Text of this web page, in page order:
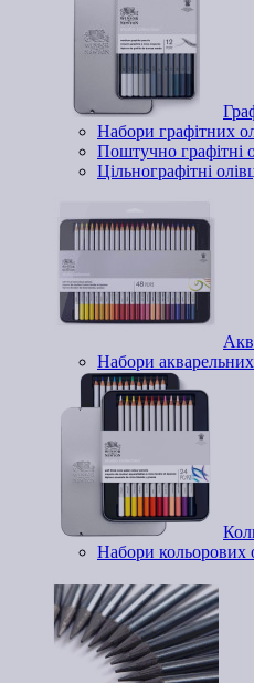
Набори графітних
Поштучно графітні
Цільнографітні
Набори акварельних
Набори кольорових